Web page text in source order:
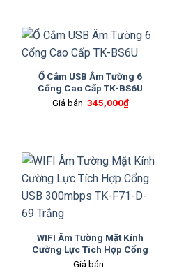
Ổ Cắm USB Âm Tường 6
Cổng Cao Cấp TK-BS6U
Giá bán :345,000₫
WIFI Âm Tường Mặt Kính
Cường Lực Tích Hợp Cổng
USB 300mbps TK-F71-D-69
Giá bán :